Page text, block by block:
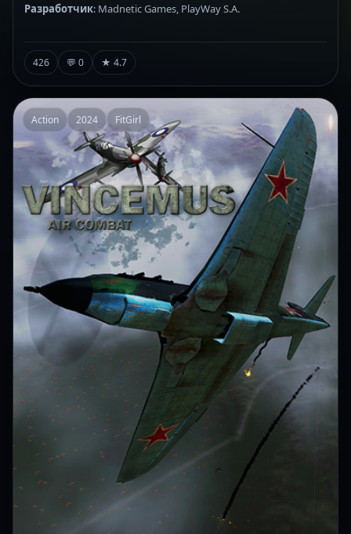
Разработчик: Madnetic Games, PlayWay S.A.
426 💬 0 ★ 4.7
Action 2024 FitGirl